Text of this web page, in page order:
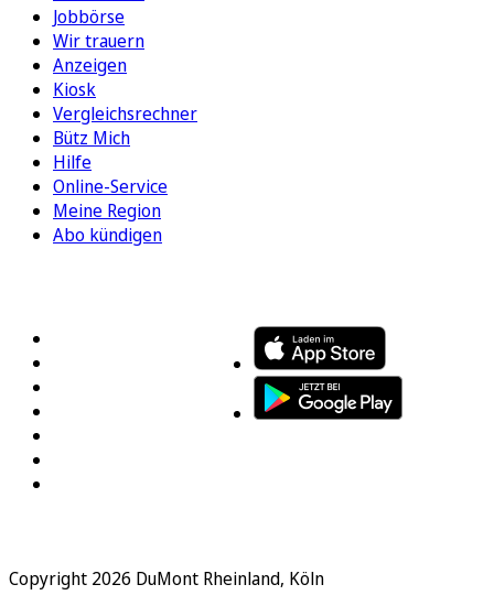
Jobbörse
Wir trauern
Anzeigen
Kiosk
Vergleichsrechner
Bütz Mich
Hilfe
Online-Service
Meine Region
Abo kündigen
Copyright 2026 DuMont Rheinland, Köln